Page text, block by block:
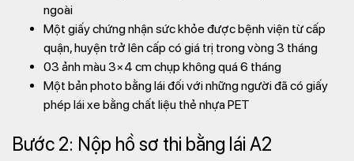
ngoài
Một giấy chứng nhận sức khỏe được bệnh viện từ cấp
quận, huyện trở lên cấp có giá trị trong vòng 3 tháng
03 ảnh màu 3×4 cm chụp không quá 6 tháng
Một bản photo bằng lái đối với những người đã có giấy
phép lái xe bằng chất liệu thẻ nhựa PET
Bước 2: Nộp hồ sơ thi bằng lái A2